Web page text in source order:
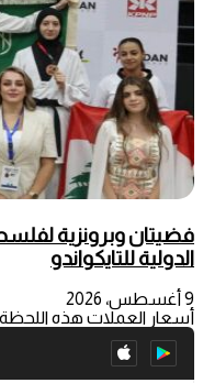
فضيتان وبرونزية
الدولية للتايكواندو
9 أغسطس، 2026
أسعار العملات هذه اللحظة